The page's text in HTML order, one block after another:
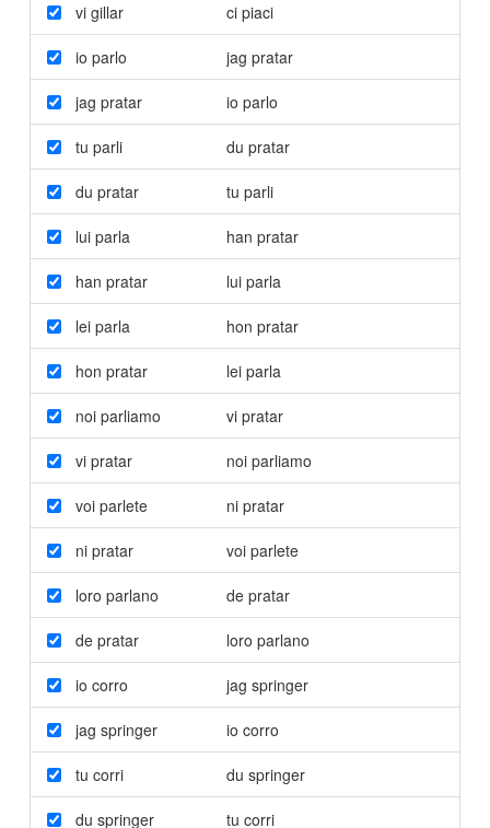
vi gillar ci piaci
io parlo jag pratar
jag pratar io parlo
tu parli du pratar
du pratar tu parli
lui parla han pratar
han pratar lui parla
lei parla hon pratar
hon pratar lei parla
noi parliamo vi pratar
vi pratar noi parliamo
voi parlete ni pratar
ni pratar voi parlete
loro parlano de pratar
de pratar loro parlano
io corro jag springer
jag springer io corro
tu corri du springer
du springer tu corri